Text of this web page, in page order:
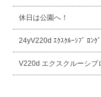
休日は公園へ！
24yV220d ｴｸｽｸﾙｰｼﾌﾞ ﾛﾝ
V220d エクスクルーシブ